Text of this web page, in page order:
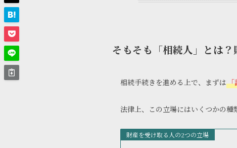
そもそも「相続人」とは
相続手続きを進める上で、まずは「
法律上、この立場にはいくつかの種
財産を受け取る人の2つの立場